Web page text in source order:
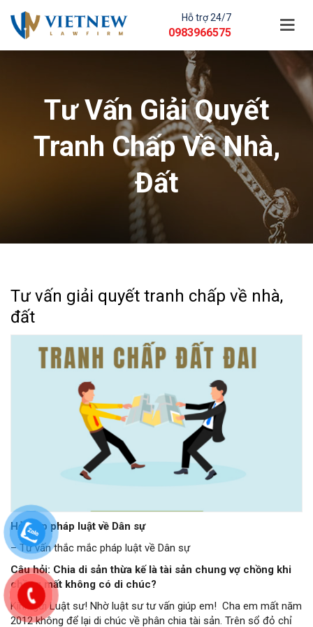
Hỗ trợ 24/7
0983966575
Tư Vấn Giải Quyết
Tranh Chấp Về Nhà,
Đất
Tư vấn giải quyết tranh chấp về nhà,
đất
Hỏi đáp pháp luật về Dân sự
– Tư vấn thắc mắc pháp luật về Dân sự
Câu hỏi: Chia di sản thừa kế là tài sản chung vợ chồng khi
chồng mất không có di chúc?
Kính gửi Luật sư! Nhờ luật sư tư vấn giúp em! Cha em mất năm
2012 không để lại di chúc về phân chia tài sản. Trên sổ đỏ chỉ